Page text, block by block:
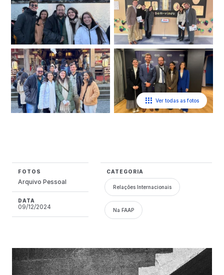
Ver todas as fotos
FOTOS
Arquivo Pessoal
DATA
09/12/2024
CATEGORIA
Relações Internacionais
Na FAAP